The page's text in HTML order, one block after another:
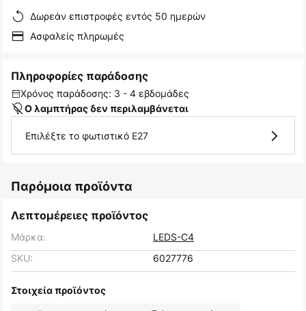
Δωρεάν επιστροφές εντός 50 ημερών
Ασφαλείς πληρωμές
Πληροφορίες παράδοσης
Χρόνος παράδοσης: 3 - 4 εβδομάδες
Ο λαμπτήρας δεν περιλαμβάνεται
Επιλέξτε το φωτιστικό E27
Παρόμοια προϊόντα
Λεπτομέρειες προϊόντος
Μάρκα:
LEDS-C4
SKU:
6027776
Στοιχεία προϊόντος